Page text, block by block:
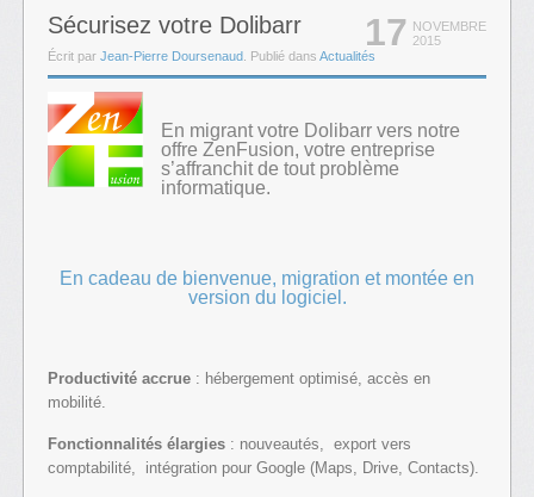
17 NOVEMBRE
2015
Sécurisez votre Dolibarr
Écrit par Jean-Pierre Doursenaud . Publié dans Actualités
En migrant votre Dolibarr vers notre
offre ZenFusion, votre entreprise
s’affranchit de tout problème
informatique.
En cadeau de bienvenue, migration et montée en
version du logiciel.
Productivité accrue : hébergement optimisé, accès en
mobilité.
Fonctionnalités élargies : nouveautés, export vers
comptabilité, intégration pour Google (Maps, Drive, Contacts).